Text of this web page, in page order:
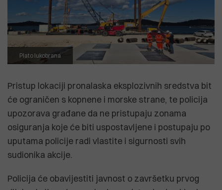
Plato lukobrana
Pristup lokaciji pronalaska eksplozivnih sredstva bit
će ograničen s kopnene i morske strane, te policija
upozorava građane da ne pristupaju zonama
osiguranja koje će biti uspostavljene i postupaju po
uputama policije radi vlastite i sigurnosti svih
sudionika akcije.
Policija će obavijestiti javnost o završetku prvog